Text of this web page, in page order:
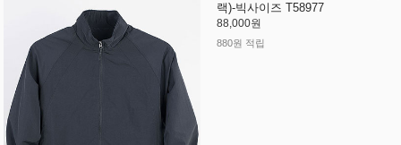
랙)-빅사이즈 T58977
88,000원
880원 적립